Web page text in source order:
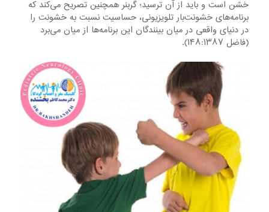
خشن است و باید از آن ترسید؛ گربنر همچنین تصریح می‌کند که
برنامه‌های خشونت‌بار تلویزیونی، حساسیت نسبت به خشونت را
در دنیای واقعی در میان بینندگان این برنامه‌ها از میان می‌برد
(فاضل ۱۴۸:۱۳۸۷).